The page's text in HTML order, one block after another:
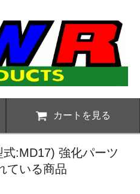
カートを見る
式:MD17) 強化パーツ
ている商品